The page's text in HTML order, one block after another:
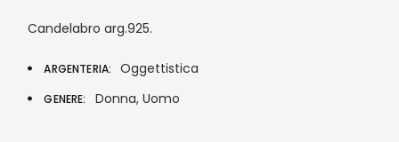
Candelabro arg.925.
ARGENTERIA Oggettistica
GENERE Donna, Uomo